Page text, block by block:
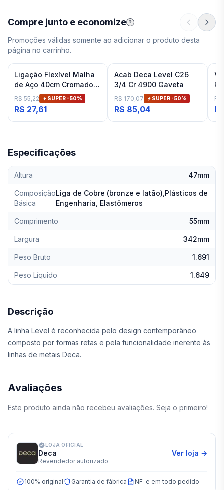
Compre junto e economize ?
Promoções válidas somente ao adicionar o produto desta
página no carrinho.
Ligação Flexível Malha
de Aço 40cm Cromado
Deca
R$ 55,22 SUPER -50%
R$ 27,61
Acab Deca Level C26
3/4 Cr 4900 Gaveta
R$ 170,07 SUPER -50%
R$ 85,04
R$
Especificações
Altura 47mm
Composição
Básica
Liga de Cobre (bronze e latão),Plásticos de
Engenharia, Elastômeros
Comprimento 55mm
Largura 342mm
Peso Bruto 1.691
Peso Líquido 1.649
Descrição
A linha Level é reconhecida pelo design contemporâneo
composto por formas retas e pela funcionalidade inerente às
linhas de metais Deca.
Avaliações
Este produto ainda não recebeu avaliações. Seja o primeiro!
LOJA OFICIAL
Deca
Revendedor autorizado
Ver loja →
100% original Garantia de fábrica NF-e em todo pedido